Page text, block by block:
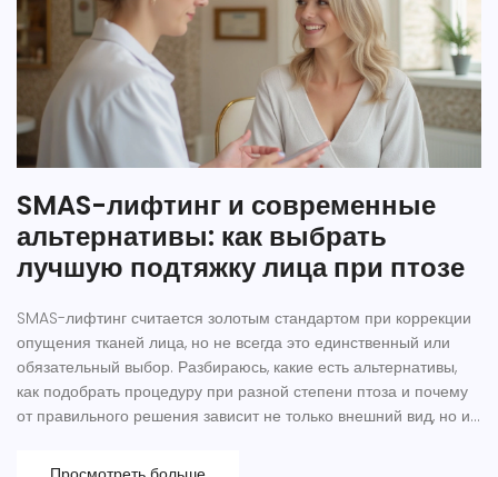
SMAS-лифтинг и современные
альтернативы: как выбрать
лучшую подтяжку лица при птозе
SMAS-лифтинг считается золотым стандартом при коррекции
опущения тканей лица, но не всегда это единственный или
обязательный выбор. Разбираюсь, какие есть альтернативы,
как подобрать процедуру при разной степени птоза и почему
от правильного решения зависит не только внешний вид, но и
— всё, что нужно, чтобы понять, какой lifting подойдет именно